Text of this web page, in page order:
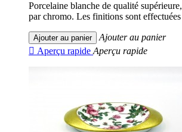
Porcelaine blanche de qualité
par chromo. Les finitions sont
Ajouter au panier
Ajouter au panier
 Aperçu rapide Aperçu rapide